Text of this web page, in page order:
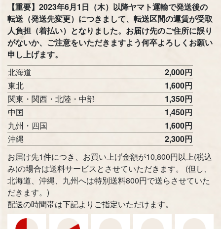
【重要】2023年6月1日（木）以降ヤマト運輸で発送後の
転送（発送先変更）につきまして、転送区間の運賃が受取
人負担（着払い）となりました。お届け先のご住所に誤り
がないか、ご注意をいただきますよう何卒よろしくお願い
申し上げます。
北海道
2,000円
東北
1,600円
関東・関西・北陸・中部
1,350円
中国
1,450円
九州・四国
1,600円
沖縄
2,300円
お届け先1件につき、お買い上げ金額が10,800円以上(税込
み)の場合は送料サービスとさせていただきます。 (但し、
北海道、沖縄、九州へは特別送料800円で送らさせていた
だきます。)
配送の時間帯は下記よりご指定いただけます。